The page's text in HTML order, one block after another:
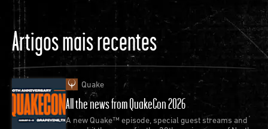
Artigos mais recentes
Quake
All the news from QuakeCon 2026
A new Quake™ episode, special guest streams and